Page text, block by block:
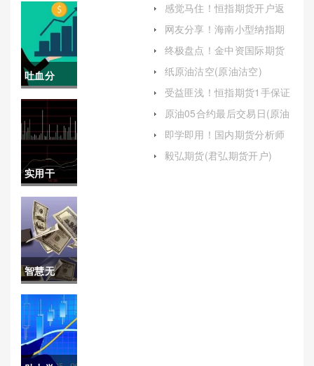
吐血分
享！期货
白银保证
金制度
（充分了
解并评估
自己的风
险承受能
实用干
货！纸浆
期货的龙
头股票有
哪些(纸浆
期货的龙
头股票有
哪些呢)
智慧无
边！武汉
小型纳指
期货手续
感觉马住！恒指期货开户返
佣：投资者的省钱之道
网友分享！海南小型纳指期
货开户（为投资者提供参与
全球科技股市场的机会）
终极盘点！金中资国际期货
直播室喊单(专业指导与实时
互动的完美结合)
纸原油沽空(原油沽空)
受益匪浅！恒指期货1手保证
金（深入解析与全面指南）
原油05合约最后交易日(原油
合约最后交易日会自动平仓
吗)
即学即用！国内期货分析师
证喊单(期货分析师挂靠)
毅弘期货(君弘期货开户)